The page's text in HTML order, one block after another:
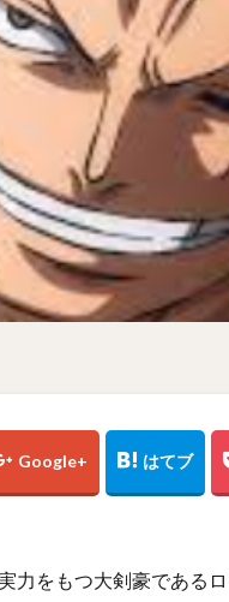
力をもつ大剣豪である